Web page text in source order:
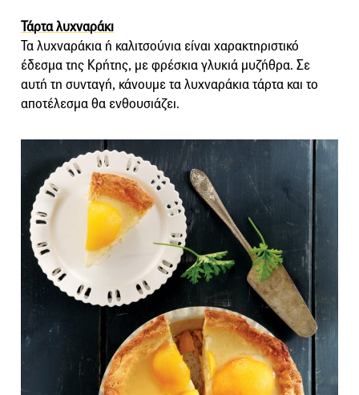
Τάρτα λυχναράκι
Τα λυχναράκια ή καλιτσούνια είναι χαρακτηριστικό
έδεσμα της Κρήτης, με φρέσκια γλυκιά μυζήθρα. Σε
αυτή τη συνταγή, κάνουμε τα λυχναράκια τάρτα και το
αποτέλεσμα θα ενθουσιάζει.